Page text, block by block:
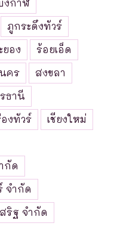
ภูกระดึงทัวร์
ยอง
ร้อยเอ็ด
คร
สงขลา
ธานี
องทัวร์
เชียงใหม่
กัด
จำกัด
ริฐ จำกัด